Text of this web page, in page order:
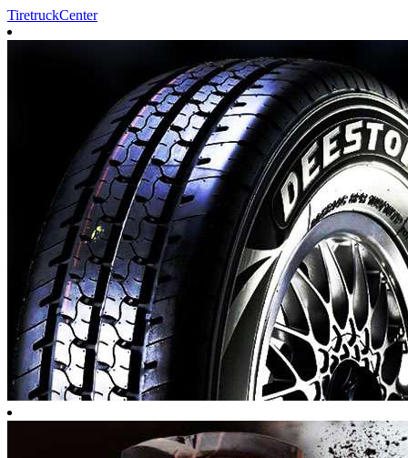
TiretruckCenter